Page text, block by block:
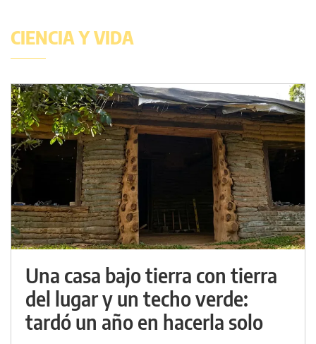
CIENCIA Y VIDA
Una casa bajo tierra con tierra
del lugar y un techo verde:
tardó un año en hacerla solo